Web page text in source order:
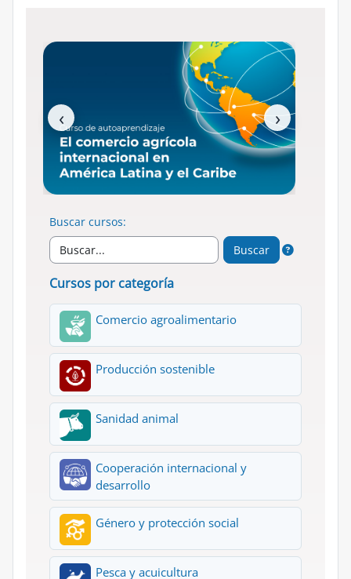
‹ ›
Buscar cursos:
Buscar
Cursos por categoría
Comercio agroalimentario
Producción sostenible
Sanidad animal
Cooperación internacional y
desarrollo
Género y protección social
Pesca y acuicultura